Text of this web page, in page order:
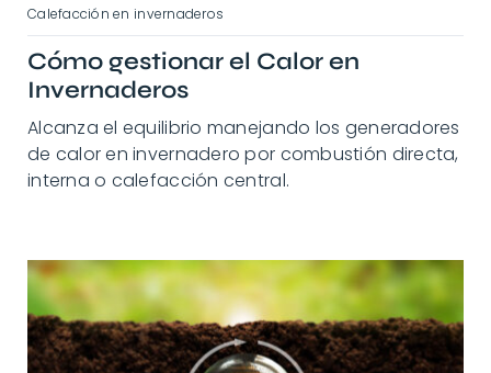
Calefacción en invernaderos
Cómo gestionar el Calor en
Invernaderos
Alcanza el equilibrio manejando los generadores
de calor en invernadero por combustión directa,
interna o calefacción central.